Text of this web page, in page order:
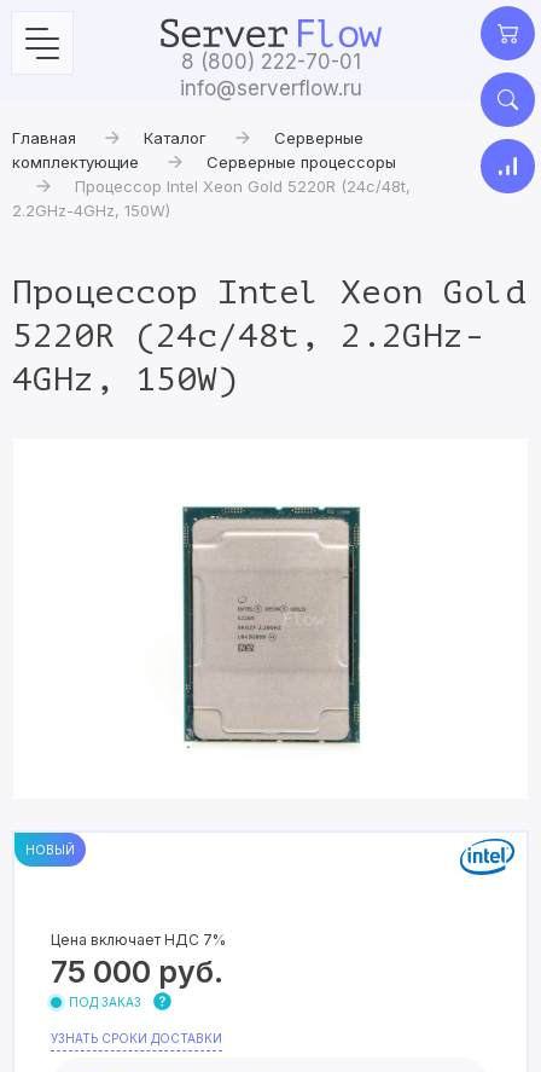
8 (800) 222-70-01
info@serverflow.ru
Главная Каталог
Серверные
комплектующие
Серверные процессоры
Процессор Intel Xeon Gold 5220R (24c/48t,
2.2GHz-4GHz, 150W)
Процессор Intel Xeon Gold
5220R (24c/48t, 2.2GHz-
4GHz, 150W)
НОВЫЙ
Цена включает НДС 7%
75 000 руб.
ПОД ЗАКАЗ
УЗНАТЬ СРОКИ ДОСТАВКИ